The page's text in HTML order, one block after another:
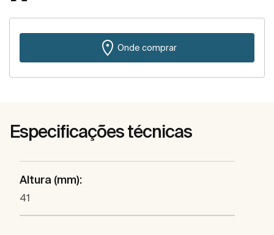
Onde comprar
Especificações técnicas
Altura (mm):
41